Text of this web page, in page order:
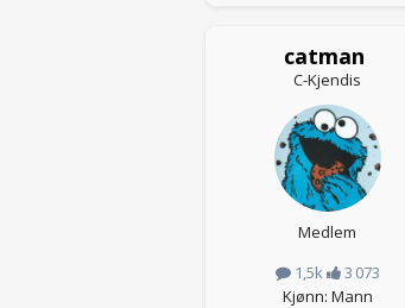
catman
C-Kjendis
Medlem
1,5k
3 073
Kjønn: Mann